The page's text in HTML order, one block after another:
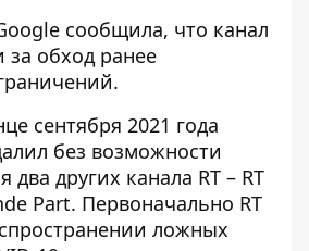
сообщила, что канал
за обход ранее
сентября 2021 года
без возможности
два других канала RT – RT
Part. Первоначально RT
ложных